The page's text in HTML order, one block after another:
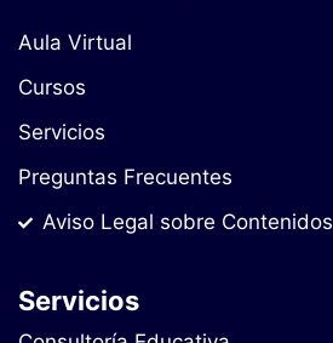
Aula Virtual
Cursos
Servicios
Preguntas Frecuentes
Aviso Legal sobre Contenidos
Servicios